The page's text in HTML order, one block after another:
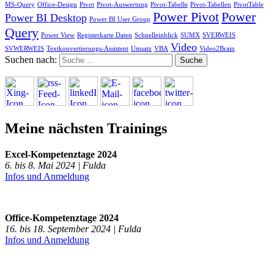
MS-Query Office-Design Pivot Pivot-Auswertung Pivot-Tabelle Pivot-Tabellen PivotTable
Power BI Desktop Power BI User Group Power PivotPower
Query Power View Registerkarte Daten Schnelleinblick SUMX SVERWEIS
SVWERWEIS Textkonvertierungs-Assistent Umsatz VBA Video Video2Brain
Suchen nach:
Meine nächsten Trainings
Excel-Kompetenztage 2024
6. bis 8. Mai 2024 | Fulda
Infos und Anmeldung
Office-Kompetenztage 2024
16. bis 18. September 2024 | Fulda
Infos und Anmeldung